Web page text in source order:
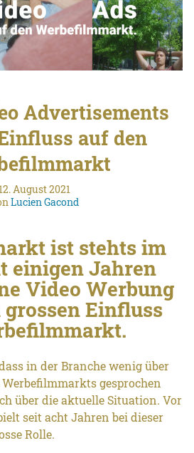
Advertisements
auf den
August 2021
Lucien Gacond
ist stehts im
einigen Jahren
Video Werbung
grossen Einfluss
in der Branche wenig über
gesprochen
über die aktuelle Situation. Vor
seit acht Jahren bei dieser
Rolle.